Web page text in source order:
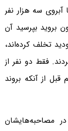
آبروی سه هزار نفر
رسیدند. اکنون بروید بپرسید آن
را که گفته بودید تخلف کرده‌اند،
فقط دو نفر از
از آنکه بروند
مصاحبه‌هایشان